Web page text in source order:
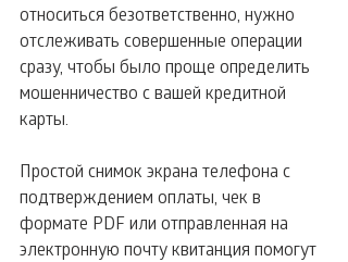
относиться безответственно, нужно
отслеживать совершенные операции
сразу, чтобы было проще определить
мошенничество с вашей кредитной
карты.
Простой снимок экрана телефона с
подтверждением оплаты, чек в
формате PDF или отправленная на
электронную почту квитанция помогут